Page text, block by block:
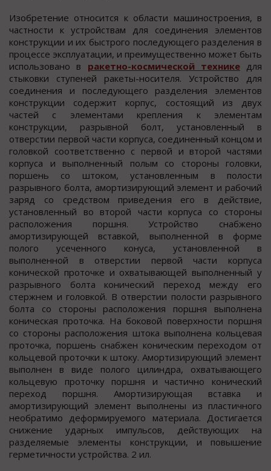
Изобретение относится к области машиностроения, в
частности к устройствам для соединения элементов
конструкции и их быстрого последующего разделения в
процессе эксплуатации, и преимущественно может быть
использовано в ракетно-космической техникедля
стыковки ступеней ракеты-носителя. Устройство для
соединения и последующего разделения элементов
конструкции содержит корпус, состоящий из двух
частей с элементами крепления к элементам
конструкции, разрывной болт, установленный в
отверстии первой части корпуса, соединенный концом и
головкой соответственно с первой и второй частями
корпуса и выполненный полым со стороны головки,
поршень со штоком, установленным в полости
разрывного болта, амортизирующий элемент и рабочий
заряд со средством приведения его в действие,
установленный во второй части корпуса со стороны
расположения поршня. Устройство снабжено
амортизирующей вставкой, выполненной в форме
полого усеченного конуса, установленной в
выполненной в отверстии первой части корпуса
конической проточке и охватывающей выполненный у
разрывного болта конический переход между его
стержнем и головкой. В отверстии полости разрывного
болта со стороны расположения поршня выполнена
коническая проточка. На боковой поверхности поршня
со стороны расположения штока выполнена кольцевая
проточка, поршень снабжен коническим переходом от
кольцевой проточки к штоку. Амортизирующий элемент
выполнен в виде полого цилиндра, охватывающего
кольцевую проточку поршня и частично конический
переход поршня. Амортизирующая вставка и
амортизирующий элемент выполнены из пластичного
необратимо деформируемого материала. Достигается
снижение ударных импульсов, действующих на
разделяемые элементы конструкции, и повышение
герметичности устройства. 2 ил.